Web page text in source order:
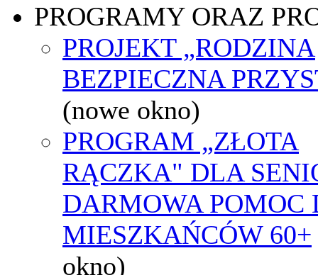
PROGRAMY ORAZ
PROJEKT „RODZINA
BEZPIECZNA
(nowe okno)
PROGRAM „ZŁOTA
RĄCZKA" DLA
DARMOWA POMOC
MIESZKAŃCÓW 60+
okno)